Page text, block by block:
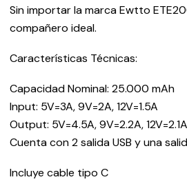
Sin importar la marca Ewtto
compañero ideal.
Características Técnicas:
Capacidad Nominal: 25.000 mAh
Input: 5V=3A, 9V=2A, 12V=1.5A
Output: 5V=4.5A, 9V=2.2A, 12V=2.1A
Cuenta con 2 salida USB y una
Incluye cable tipo C